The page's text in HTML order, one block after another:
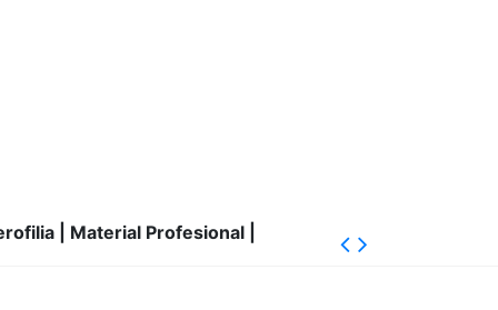
| Material Profesional |